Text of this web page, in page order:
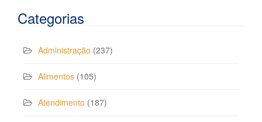
Categorias
Administração (237)
Alimentos (105)
Atendimento (187)